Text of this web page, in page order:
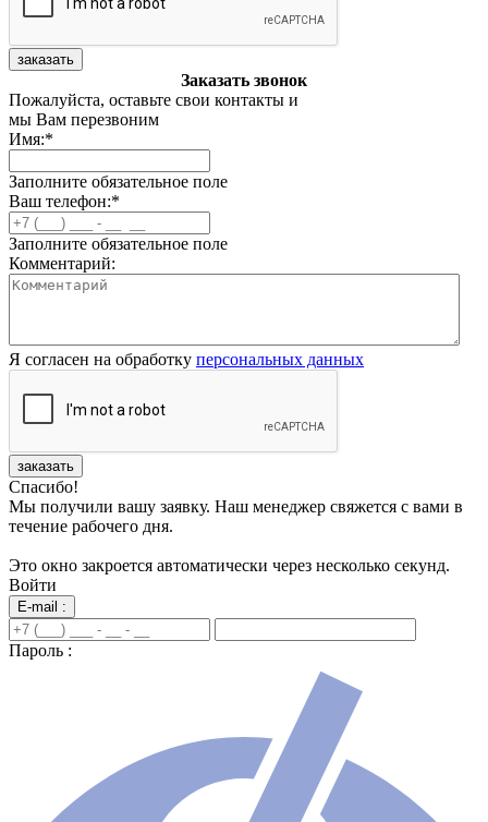
заказать
Заказать звонок
Пожалуйста, оставьте свои контакты и
мы Вам перезвоним
Имя:*
Заполните обязательное поле
Ваш телефон:*
Заполните обязательное поле
Комментарий:
Я согласен на обработку персональных данных
заказать
Спасибо!
Мы получили вашу заявку. Наш менеджер свяжется с вами в
течение рабочего дня.
Это окно закроется автоматически через несколько секунд.
Войти
E-mail :
Пароль :